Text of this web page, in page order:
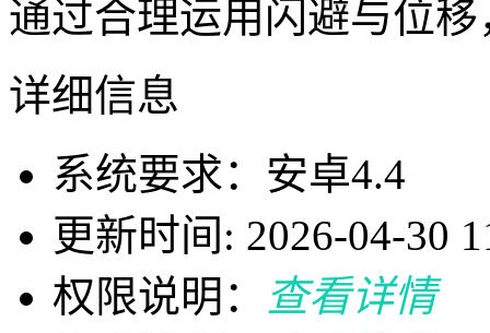
通过合理运用闪避与位
详细信息
系统要求：安卓4.4
更新时间: 2026-04-30
权限说明：
查看详情